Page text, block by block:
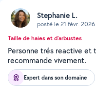
Stephanie L.
posté le 21 févr. 2026
Taille de haies et d'arbustes
Personne trés reactive et
recommande vivement.
Expert dans son domaine